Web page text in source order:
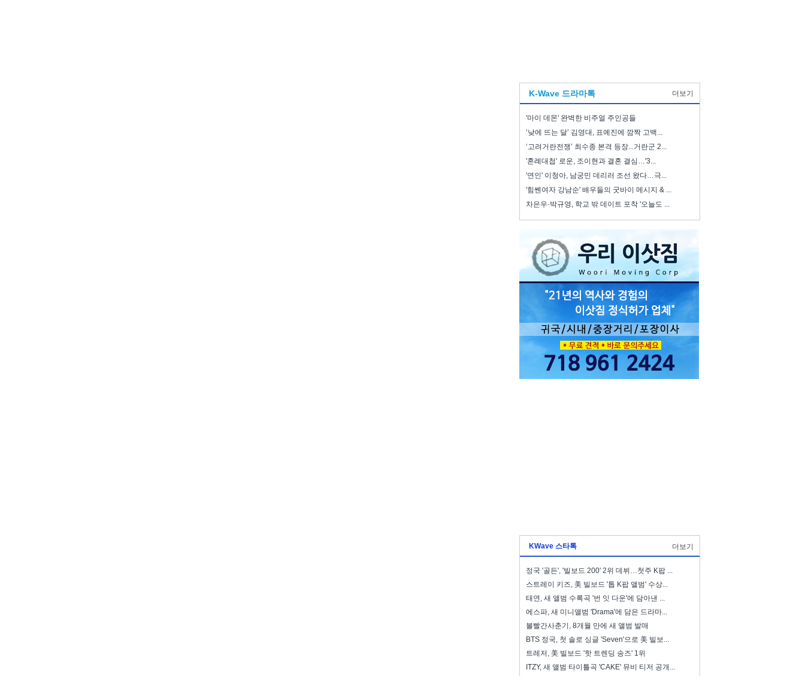
K-Wave 드라마톡 더보기
'마이 데몬' 완벽한 비주얼 주인공들
‘낮에 뜨는 달’ 김영대, 표예진에 깜짝 고백...
‘고려거란전쟁’ 최수종 본격 등장...거란군 2...
'혼례대첩' 로운, 조이현과 결혼 결심…'3...
'연인' 이청아, 남궁민 데리러 조선 왔다…극...
'힘쎈여자 강남순' 배우들의 굿바이 메시지 & ...
차은우·박규영, 학교 밖 데이트 포착 '오늘도 ...
KWave 스타톡 더보기
정국 '골든', '빌보드 200' 2위 데뷔…첫주 K팝 ...
스트레이 키즈, 美 빌보드 '톱 K팝 앨범' 수상...
태연, 새 앨범 수록곡 '번 잇 다운'에 담아낸 ...
에스파, 새 미니앨범 'Drama'에 담은 드라마...
볼빨간사춘기, 8개월 만에 새 앨범 발매
BTS 정국, 첫 솔로 싱글 'Seven'으로 美 빌보...
트레저, 美 빌보드 '핫 트렌딩 송즈' 1위
ITZY, 새 앨범 타이틀곡 'CAKE' 뮤비 티저 공개...